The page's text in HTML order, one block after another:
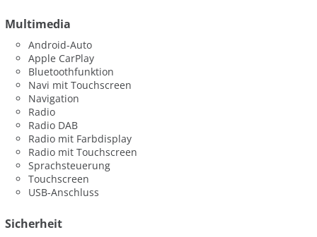
Multimedia
Android-Auto
Apple CarPlay
Bluetoothfunktion
Navi mit Touchscreen
Navigation
Radio
Radio DAB
Radio mit Farbdisplay
Radio mit Touchscreen
Sprachsteuerung
Touchscreen
USB-Anschluss
Sicherheit